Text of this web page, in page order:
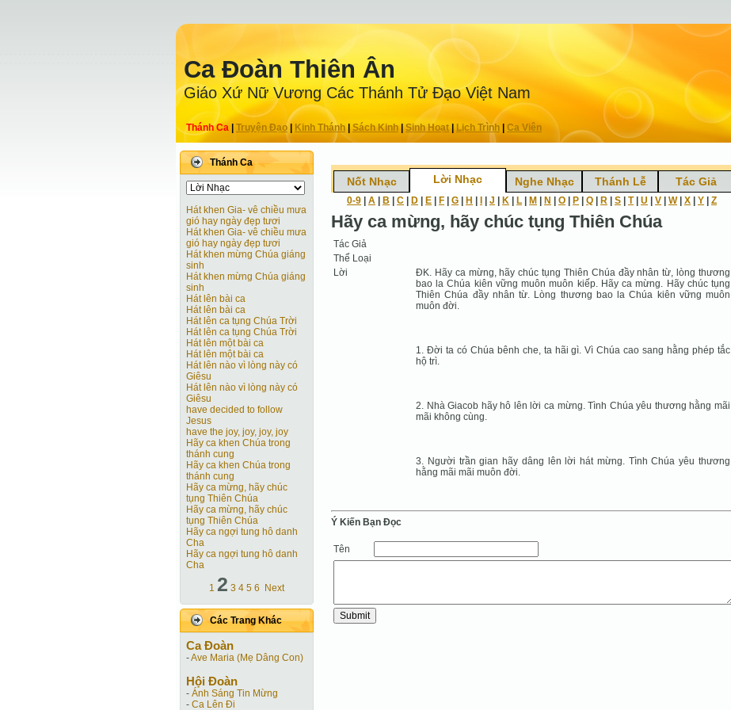
Ca Ðoàn Thiên Ân
Giáo Xứ Nữ Vương Các Thánh Tử Ðạo Việt Nam
Thánh Ca Truyện Ðạo| Kinh Thánh Sách Kinh|Sinh Hoạt| Lịch Trình Ca Viên
Thánh Ca
Hát khen Gia- vê chiều mưa
gió hay ngày đẹp tươi
Hát khen Gia- vê chiều mưa
gió hay ngày đẹp tươi
Hát khen mừng Chúa giáng
sinh
Hát khen mừng Chúa giáng
sinh
Hát lên bài ca
Hát lên bài ca
Hát lên ca tụng Chúa Trời
Hát lên ca tụng Chúa Trời
Hát lên một bài ca
Hát lên một bài ca
Hát lên nào vì lòng này có
Giêsu
Hát lên nào vì lòng này có
Giêsu
have decided to follow
Jesus
have the joy, joy, joy, joy
Hãy ca khen Chúa trong
thánh cung
Hãy ca khen Chúa trong
thánh cung
Hãy ca mừng, hãy chúc
tụng Thiên Chúa
Hãy ca mừng, hãy chúc
tụng Thiên Chúa
Hãy ca ngợi tung hô danh
Cha
Hãy ca ngợi tung hô danh
Cha
1 2 3 4 5 6 Next
Các Trang Khác
Ca Ðoàn
-Ave Maria (Mẹ Dâng Con)
Hội Ðoàn
- Ánh Sáng Tin Mừng
- Ca Lên Đi
Nốt Nhạc Lời Nhạc Nghe Nhạc Thánh Lễ Tác Giả
0-9 A B C D E F G H J K L M N O P Q R S T| U V W| X Y Z
Hãy ca mừng, hãy chúc tụng Thiên Chúa
Tác Giả
Thể Loại
Lời
ÐK. Hãy ca mừng, hãy chúc tụng Thiên Chúa đầy nhân từ, lòng thương
bao la Chúa kiên vững muôn muôn kiếp. Hãy ca mừng. Hãy chúc tụng
Thiên Chúa đầy nhân từ. Lòng thương bao la Chúa kiên vững muôn
muôn đời.
1. Ðời ta có Chúa bênh che, ta hãi gì. Vì Chúa cao sang hằng phép tắc
hộ trì.
2. Nhà Giacob hãy hô lên lời ca mừng. Tình Chúa yêu thương hằng mãi
mãi không cùng.
3. Người trần gian hãy dâng lên lời hát mừng. Tình Chúa yêu thương
hằng mãi mãi muôn đời.
Ý Kiến Bạn Ðọc
Tên